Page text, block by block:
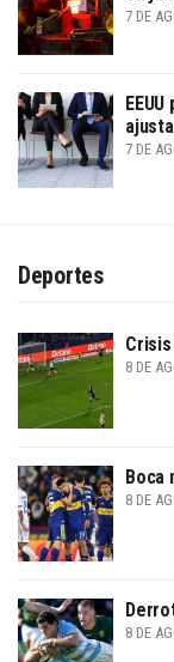
7 DE
7 DE
Deportes
8 DE
Boca
8 DE
8 DE